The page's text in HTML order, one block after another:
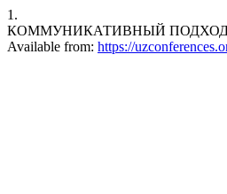
1.
КОММУНИКАТИВНЫЙ ПОДХОД И
Available from: https://